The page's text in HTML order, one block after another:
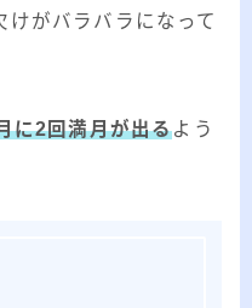
けがバラバラになって
に2回満月が出るよう